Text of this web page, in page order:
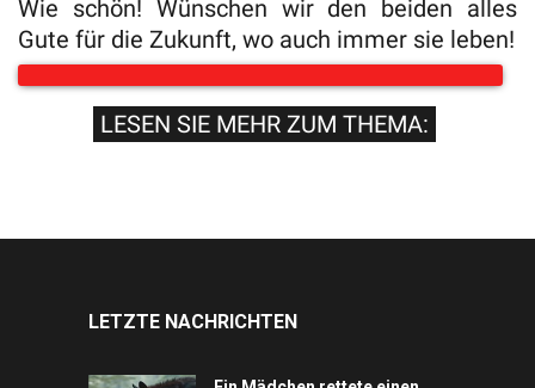
Wie schön! Wünschen wir den beiden alles
Gute für die Zukunft, wo auch immer sie leben!
LESEN SIE MEHR ZUM THEMA:
LETZTE NACHRICHTEN